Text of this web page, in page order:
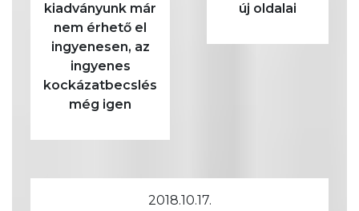
kiadványunk már
nem érhető el
ingyenesen, az
ingyenes
kockázatbecslés
még igen
új oldalai
2018.10.17.